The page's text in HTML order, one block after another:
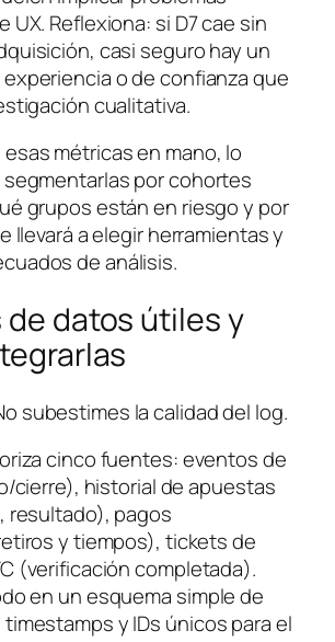
UX. Reflexiona: si D7 cae sin
casi seguro hay un
o de confianza que
cualitativa.
métricas en mano, lo
por cohortes
grupos están en riesgo y por
llevará a elegir herramientas y
de análisis.
de datos útiles y
subestimes la calidad del log.
cinco fuentes: eventos de
cierre), historial de apuestas
resultado), pagos
y tiempos), tickets de
(verificación completada).
en un esquema simple de
y IDs únicos para el